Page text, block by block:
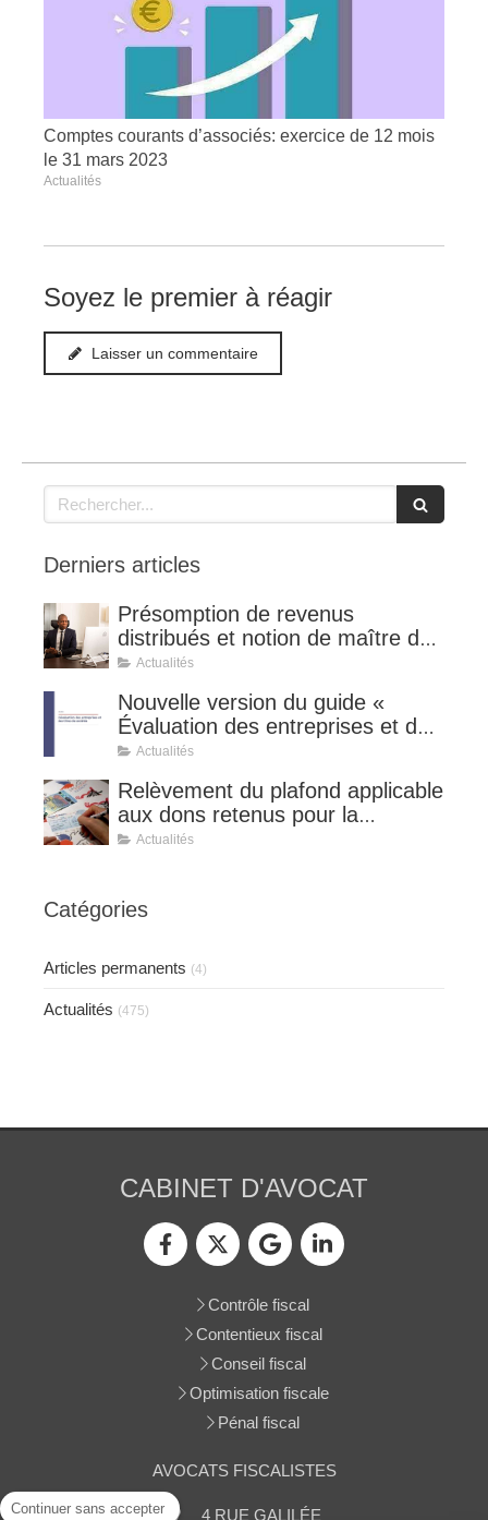
Comptes courants d’associés: exercice de 12 mois
le 31 mars 2023
Actualités
Soyez le premier à réagir
Laisser un commentaire
Rechercher
Derniers articles
Présomption de revenus
distribués et notion de maître de
l'affaire (CE 8 juillet 2026, n°
Actualités
Nouvelle version du guide «
Évaluation des entreprises et des
titres de sociétés ».
Actualités
Relèvement du plafond applicable
aux dons retenus pour la
détermination de la réduction
Actualités
Catégories
Articles permanents (4)
Actualités (475)
CABINET D'AVOCAT
Contrôle fiscal
Contentieux fiscal
Conseil fiscal
Optimisation fiscale
Pénal fiscal
AVOCATS FISCALISTES
4 RUE GALILÉE
Continuer sans accepter